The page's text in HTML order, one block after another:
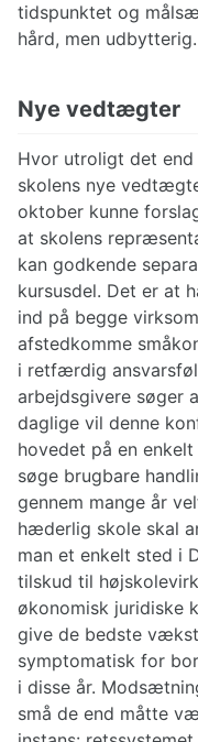
tidspunktet og
hård, men
Nye vedtægter
Hvor utroligt det
skolens nye
oktober kunne
at skolens
kan godkende
kursusdel. Det er at
ind på begge
afstedkomme
i retfærdig
arbejdsgivere søger
daglige vil denne
hovedet på en
søge brugbare
gennem mange år
hæderlig skole skal
man et enkelt sted i
tilskud til
økonomisk juridiske
give de bedste
symptomatisk for
i disse år.
små de end måtte